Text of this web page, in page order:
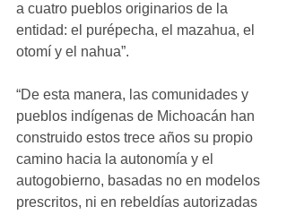
a cuatro pueblos originarios de la
entidad: el purépecha, el mazahua, el
otomí y el nahua”.
“De esta manera, las comunidades y
pueblos indígenas de Michoacán han
construido estos trece años su propio
camino hacia la autonomía y el
autogobierno, basadas no en modelos
prescritos, ni en rebeldías autorizadas